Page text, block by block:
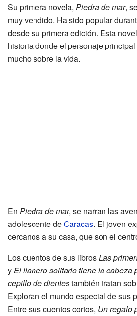
Su primera novela, Piedra de mar,
muy vendido. Ha sido popular
desde su primera edición. Esta
historia donde el personaje
mucho sobre la vida.
En Piedra de mar, se narran las
adolescente deCaracas. El joven
cercanos a su casa, que son el
Los cuentos de sus librosLas
yEl llanero solitario tiene la cabeza
cepillo de dientestambién tratan
Exploran el mundo especial de sus
Entre sus cuentos cortos, Un regalo